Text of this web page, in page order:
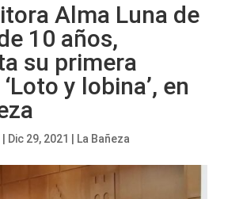
Alma Luna de
10 años,
su primera
y lobina’, en
Dic 29, 2021 La Bañeza